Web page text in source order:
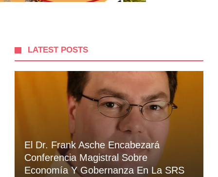
LATEST POSTS
El Dr. Frank Asche Encabezará
Conferencia Magistral Sobre
Economía Y Gobernanza En La SRS